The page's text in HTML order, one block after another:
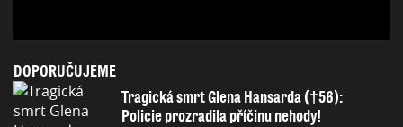
DOPORUČUJEME
Tragická smrt Glena Hansarda (†56):
Policie prozradila příčinu nehody!